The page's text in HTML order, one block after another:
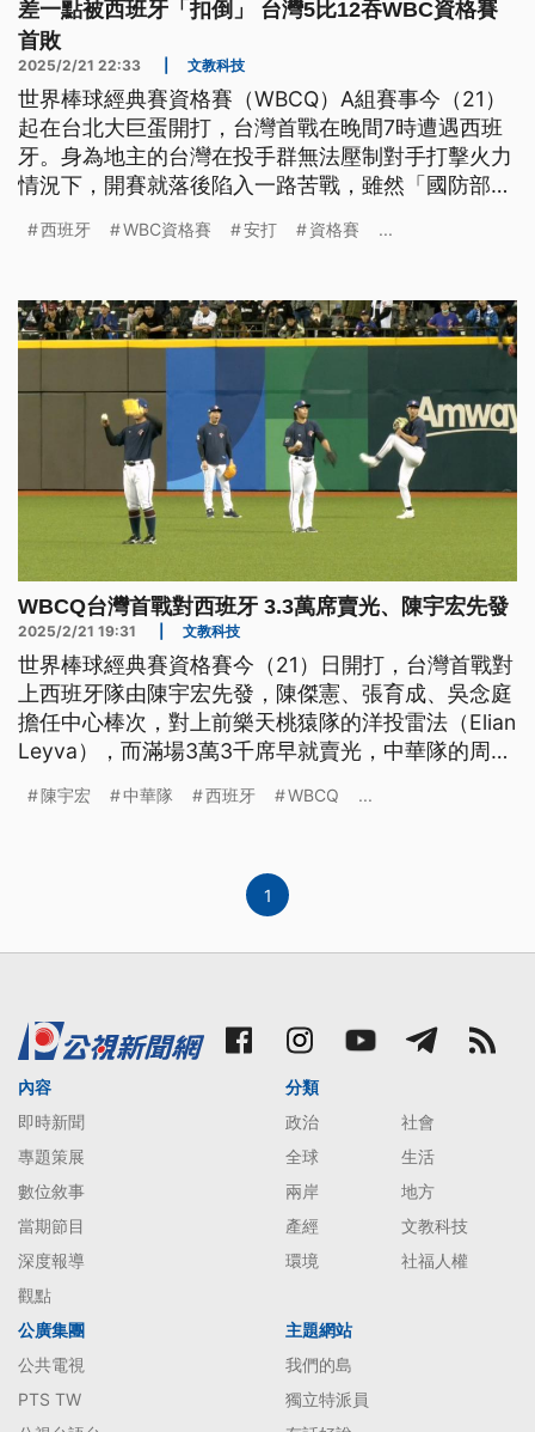
差一點被西班牙「扣倒」 台灣5比12吞WBC資格賽
首敗
2025/2/21 22:33 文教科技
世界棒球經典賽資格賽（WBCQ）A組賽事今（21）
起在台北大巨蛋開打，台灣首戰在晚間7時遭遇西班
牙。身為地主的台灣在投手群無法壓制對手打擊火力
情況下，開賽就落後陷入一路苦戰，雖然「國防部
點遭對手提前結束比賽的窘境，雖然後半段展開反
賽首敗。
西班牙 WBC資格賽 安打 資格賽 ...
WBCQ台灣首戰對西班牙 3.3萬席賣光、陳宇宏先發
2025/2/21 19:31 文教科技
世界棒球經典賽資格賽今（21）日開打，台灣首戰對
上西班牙隊由陳宇宏先發，陳傑憲、張育成、吳念庭
擔任中心棒次，對上前樂天桃猿隊的洋投雷法（Elian
Leyva），而滿場3萬3千席早就賣光，中華隊的周邊
陳宇宏 中華隊 西班牙 WBCQ ...
1
內容
即時新聞
專題策展
數位敘事
當期節目
深度報導
觀點
分類
政治
社會
全球
生活
兩岸
地方
產經
文教科技
環境
社福人權
公廣集團
公共電視
PTS TW
主題網站
我們的島
獨立特派員